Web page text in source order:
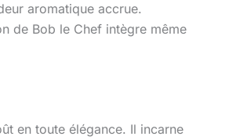
aromatique accrue.
de Bob le Chef intègre même
en toute élégance. Il incarne